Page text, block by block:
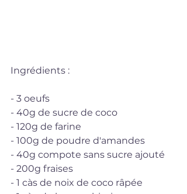
Ingrédients :
- 3 oeufs
- 40g de sucre de coco
- 120g de farine
- 100g de poudre d'amandes
- 40g compote sans sucre ajouté
- 200g fraises
- 1 càs de noix de coco râpée